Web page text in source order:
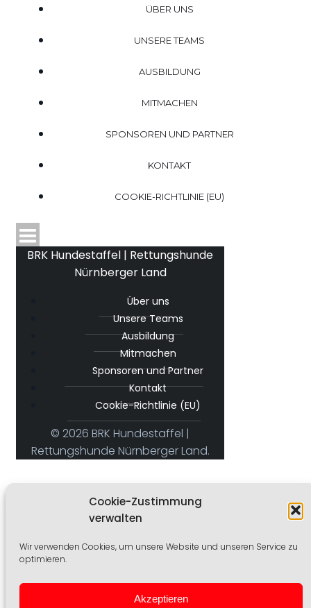
Cookie-Zustimmung
verwalten
Wir verwenden Cookies, um unsere Website und unseren Service zu
optimieren.
Akzeptieren
ÜBER UNS
UNSERE TEAMS
AUSBILDUNG
MITMACHEN
SPONSOREN UND PARTNER
KONTAKT
COOKIE-RICHTLINIE (EU)
BRK Hundestaffel | Rettungshunde
Nürnberger Land
Über uns
Unsere Teams
Ausbildung
Mitmachen
Sponsoren und Partner
Kontakt
Cookie-Richtlinie (EU)
© 2026 BRK Hundestaffel |
Rettungshunde Nürnberger Land.
Datenschutz|Haftungsausschluss|Impressum|
Cookie-Richtlinien|Mitglied werden